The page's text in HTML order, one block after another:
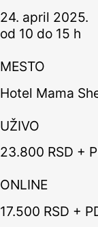
24. april 2025.
od 10 do 15 h
MESTO
Hotel Mama
UŽIVO
23.800 RSD +
ONLINE
17.500 RSD +